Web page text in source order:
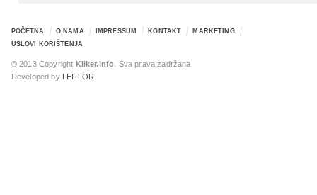
POČETNA O NAMA IMPRESSUM KONTAKT
MARKETING
USLOVI KORIŠTENJA
© 2013 Copyright Kliker.info . Sva prava zadržana.
Developed by
LEFTOR